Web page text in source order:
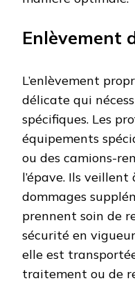
Enlèvement
L’enlèvement
délicate qui
spécifiques. Les
équipements
ou des camions-
l’épave. Ils
dommages
prennent soin de
sécurité en
elle est
traitement ou de